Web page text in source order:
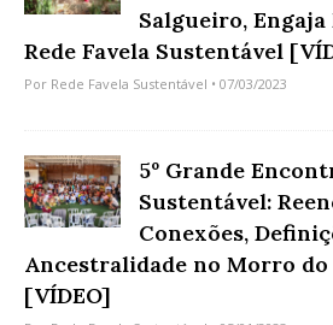
Salgueiro,
Rede Favela Sustentável
Por Rede Favela Sustentável • 07/03/2023
5º Grande
Sustentável:
Conexões,
Ancestralidade no Morro
[VÍDEO]